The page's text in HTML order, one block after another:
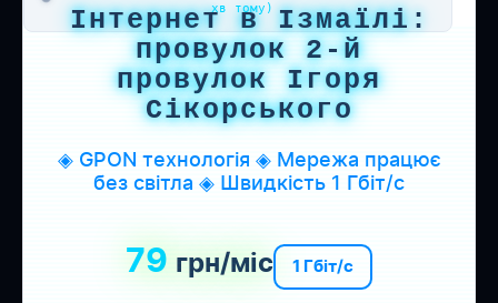
хв тому)
Інтернет в Ізмаїлі:
провулок 2-й
провулок Ігоря
Сікорського
◈ GPON технологія ◈ Мережа працює
без світла ◈ Швидкість 1 Гбіт/с
79 грн/міс 1 Гбіт/с